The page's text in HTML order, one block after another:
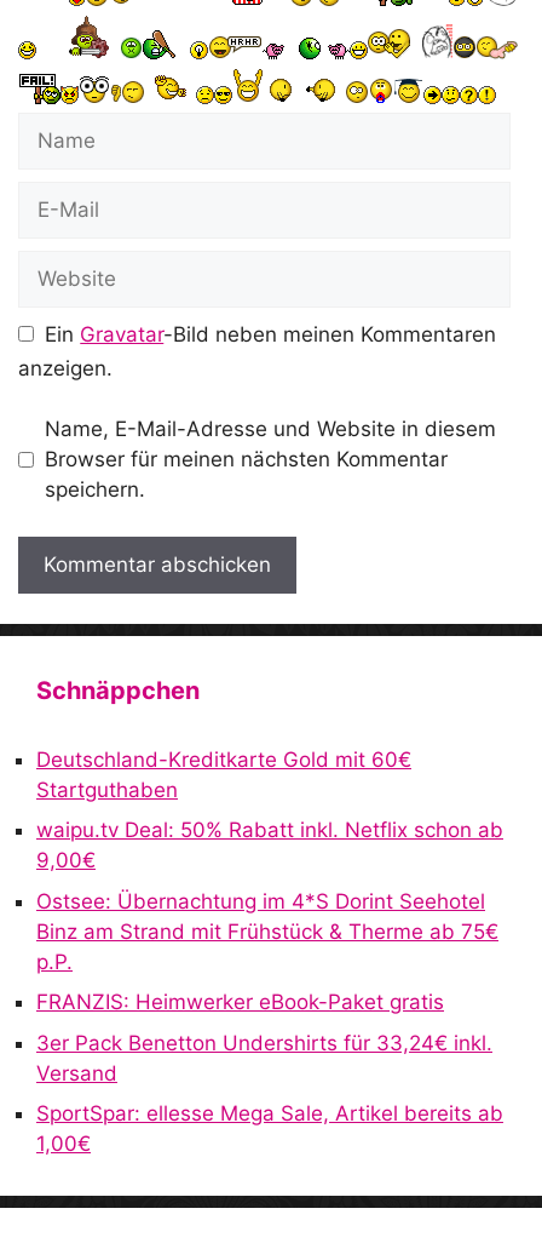
Mail
Ein Gravatar-Bild neben meinen Kommentaren
anzeigen.
Name, E-Mail-Adresse und Website in diesem
Browser für meinen nächsten Kommentar
speichern.
A
n
t
Schnäppchen
Deutschland-Kreditkarte Gold mit 60€
Startguthaben
waipu.tv Deal: 50% Rabatt inkl. Netflix schon ab
9,00€
Ostsee: Übernachtung im 4*S Dorint Seehotel
Binz am Strand mit Frühstück & Therme ab 75€
p.P.
FRANZIS: Heimwerker eBook-Paket gratis
3er Pack Benetton Undershirts für 33,24€ inkl.
Versand
SportSpar: ellesse Mega Sale, Artikel bereits ab
1,00€